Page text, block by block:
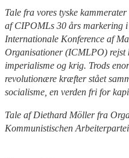
Tale fra vores tyske
af CIPOMLs 30 års markering
Internationale Konference af
Organisationer (ICMLPO) rejst
imperialisme og krig. Trods
revolutionære kræfter stået
socialisme, en verden fri for
Tale af Diethard Möller fra
Kommunistischen